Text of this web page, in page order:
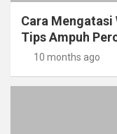
Cara Mengatasi
Tips Ampuh
10 months ago